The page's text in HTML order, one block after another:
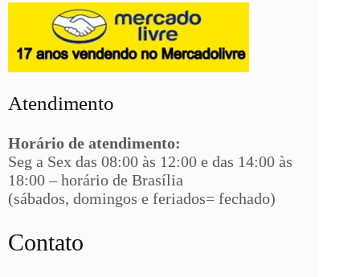
Atendimento
Horário de atendimento:
Seg a Sex das 08:00 às 12:00 e das 14:00 às
18:00 – horário de Brasília
(sábados, domingos e feriados= fechado)
Contato